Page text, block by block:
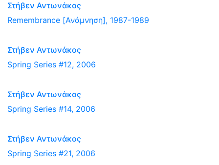
Στήβεν Αντωνάκος
Remembrance [Ανάμνηση], 1987-1989
Στήβεν Αντωνάκος
Spring Series #12, 2006
Στήβεν Αντωνάκος
Spring Series #14, 2006
Στήβεν Αντωνάκος
Spring Series #21, 2006